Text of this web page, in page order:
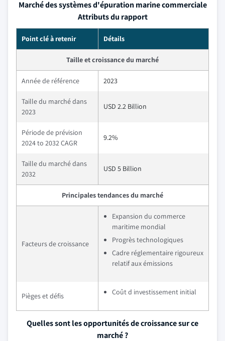
Marché des systèmes d'épuration marine commerciale
Attributs du rapport
Point clé à retenir Détails
Taille et croissance du marché
Année de référence 2023
Taille du marché dans
2023
USD 2.2 Billion
Période de prévision
2024 to 2032 CAGR
9.2%
Taille du marché dans
2032
USD 5 Billion
Principales tendances du marché
Facteurs de croissance
Expansion du commerce
maritime mondial
Progrès technologiques
Cadre réglementaire rigoureux
relatif aux émissions
Pièges et défis Coût d investissement initial
Quelles sont les opportunités de croissance sur ce
marché ?